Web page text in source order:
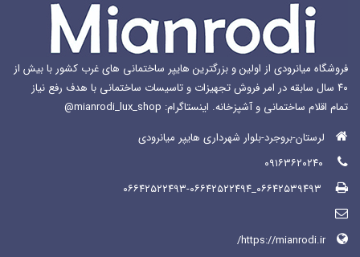
فروشگاه میانرودی از اولین و بزرگترین هایپر ساختمانی های غرب کشور با بیش از
۴۰ سال سابقه در امر فروش تجهیزات و تاسیسات ساختمانی با هدف رفع نیاز
تمام اقلام ساختمانی و آشپزخانه. اینستاگرام: mianrodi_lux_shop@
لرستان-بروجرد-بلوار شهرداری هایپر میانرودی
https://mianrodi.ir/